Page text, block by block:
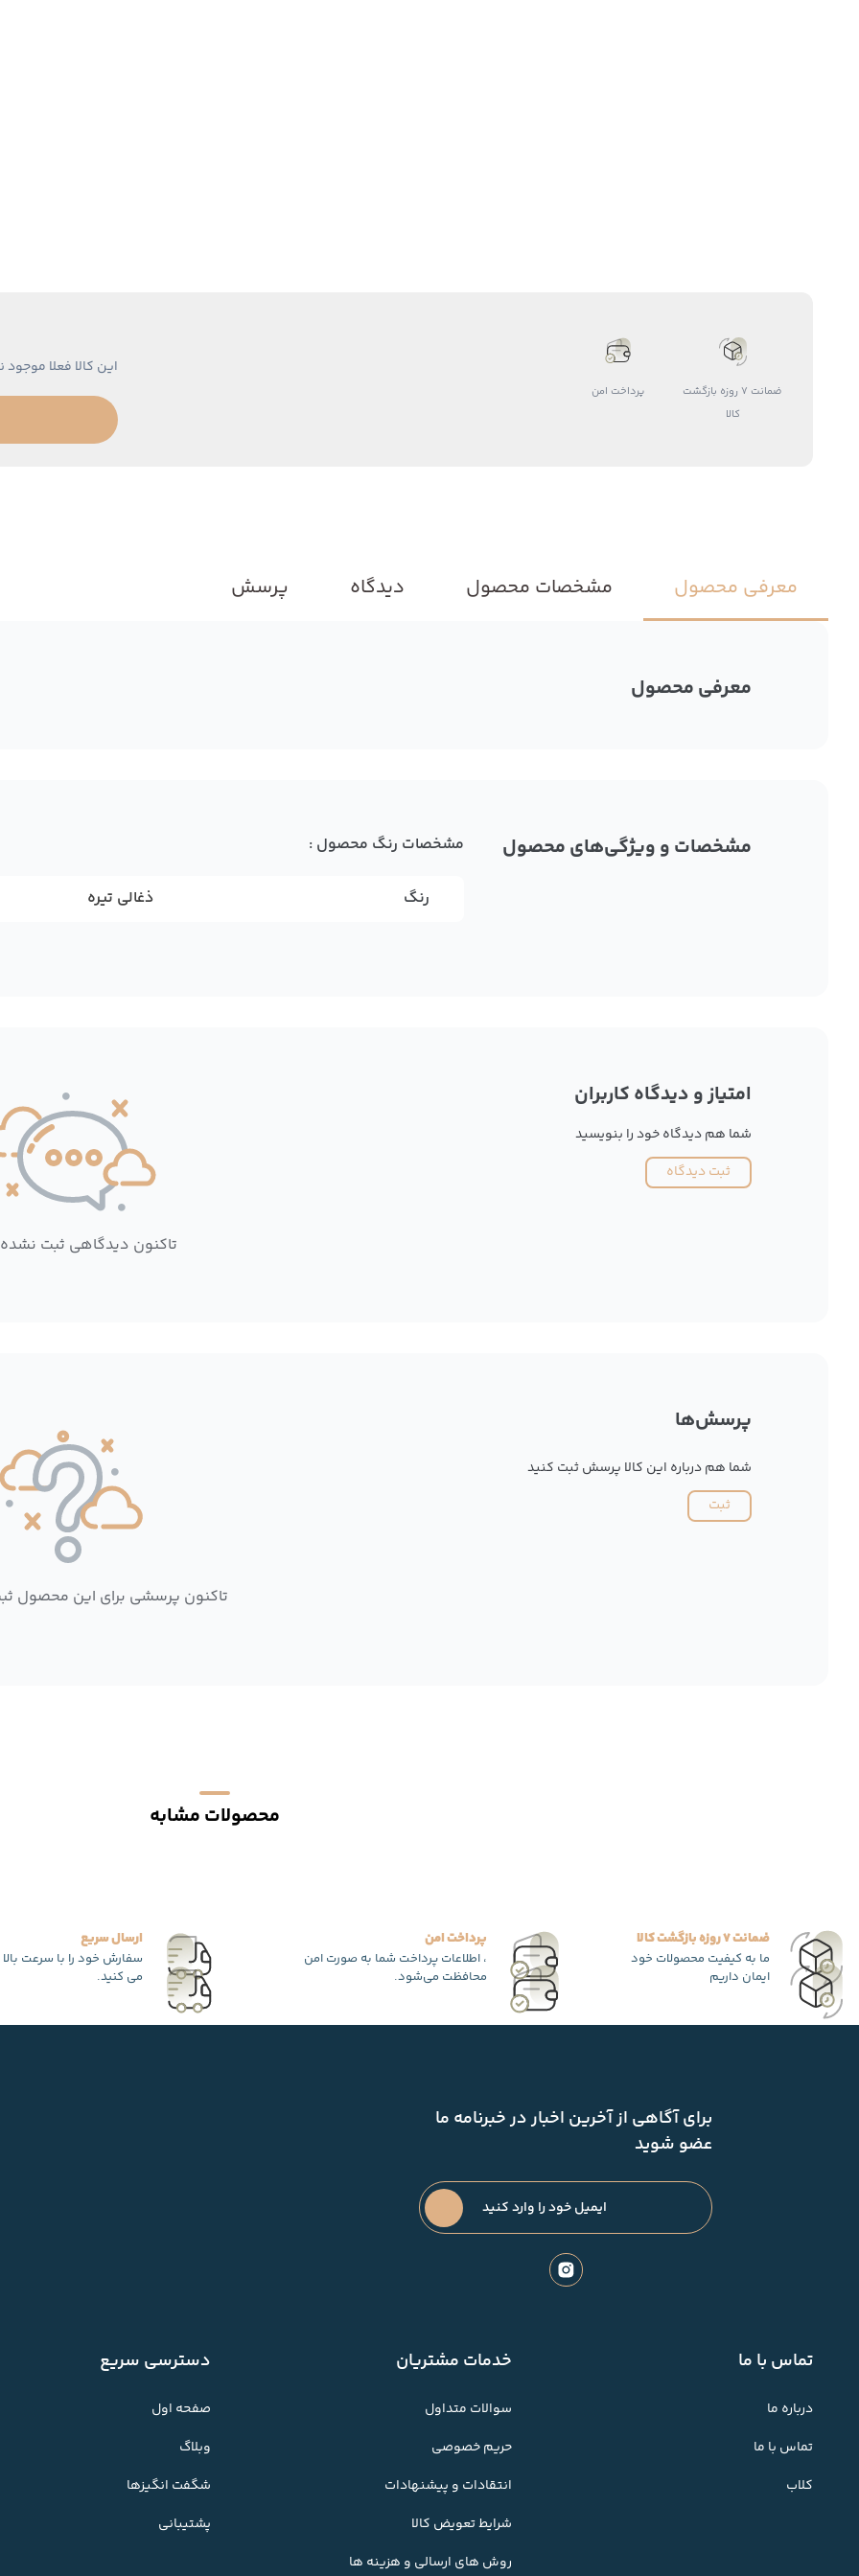
ضمانت 7 روزه بازگشت
کالا
پرداخت امن
این کالا فعلا
معرفی محصول مشخصات محصول دیدگاه پرسش
معرفی محصول
مشخصات و ویژگی‌های محصول مشخصات رنگ محصول :
رنگ ذغالی تیره
امتیاز و دیدگاه کاربران
شما هم دیدگاه خود را بنویسید
ثبت دیدگاه
تاکنون دیدگاهی ثبت
پرسش‌ها
شما هم درباره این کالا پرسش ثبت کنید
ثبت
تاکنون پرسشی برای این محصول
محصولات مشابه
ضمانت 7 روزه بازگشت کالا
ما به کیفیت محصولات خود
ایمان داریم
پرداخت امن
، اطلاعات پرداخت شما به صورت امن
محافظت می‌شود.
ارسال سریع
سفارش خود را با سرعت
می کنید.
برای آگاهی از آخرین اخبار در خبرنامه ما
عضو شوید
تماس با ما
درباره ما
تماس با ما
کلاب
خدمات مشتریان
سوالات متداول
حریم خصوصی
انتقادات و پیشنهادات
شرایط تعویض کالا
روش های ارسالی و هزینه ها
دسترسی سریع
صفحه اول
وبلاگ
شگفت انگیزها
پشتیبانی